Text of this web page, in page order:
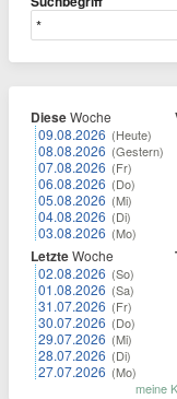
DieseWoche
09.08.2026 (Heute)
08.08.2026 (Gestern)
07.08.2026 (Fr)
06.08.2026 (Do)
05.08.2026 (Mi)
04.08.2026 (Di)
03.08.2026 (Mo)
LetzteWoche
02.08.2026 (So)
01.08.2026 (Sa)
31.07.2026 (Fr)
30.07.2026 (Do)
29.07.2026 (Mi)
28.07.2026 (Di)
27.07.2026 (Mo)
meine